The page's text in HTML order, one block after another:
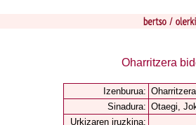
Oharritzera
Izenburua:
Sinadura: Otaegi,
Urkizaren iruzkina: